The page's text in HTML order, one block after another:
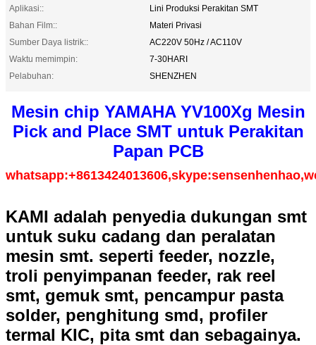
Aplikasi::
Lini Produksi Perakitan SMT
Bahan Film::
Materi Privasi
Sumber Daya listrik::
AC220V 50Hz / AC110V
Waktu memimpin:
7-30HARI
Pelabuhan:
SHENZHEN
Mesin chip YAMAHA YV100Xg Mesin
Pick and Place SMT untuk Perakitan
Papan PCB
KAMI adalah penyedia dukungan smt
untuk suku cadang dan peralatan
mesin smt. seperti feeder, nozzle,
troli penyimpanan feeder, rak reel
smt, gemuk smt, pencampur pasta
solder, penghitung smd, profiler
termal KIC, pita smt dan sebagainya.